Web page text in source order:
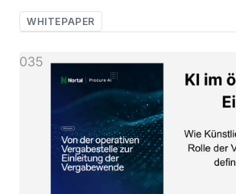
WHITEPAPER
035